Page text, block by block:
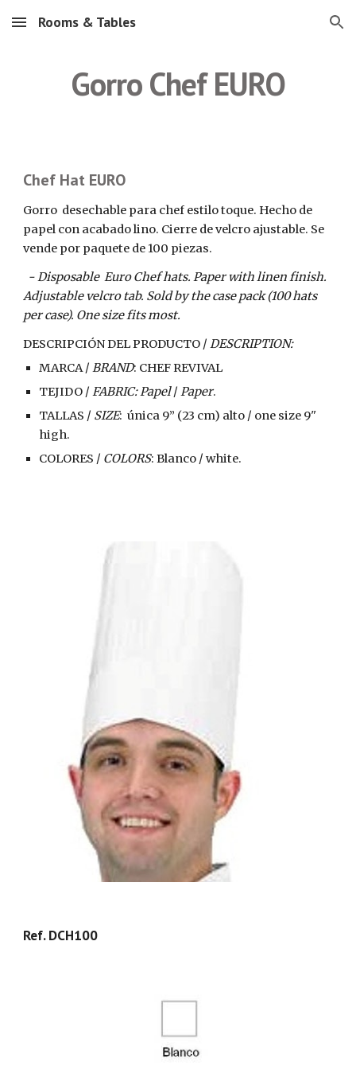
Skip to main content Skip to navigation
Rooms & Tables
Gorro Chef EURO
Chef Hat EURO
Gorro  desechable para chef estilo toque. Hecho de
papel con acabado lino. Cierre de velcro ajustable. Se
vende por paquete de 100 piezas.
Adjustable velcro tab. Sold by the case pack (100 hats
per case). One size fits most.
DESCRIPCIÓN DEL PRODUCTO / DESCRIPTION:
MARCA / BRAND: CHEF REVIVAL
TEJIDO / FABRIC: Papel / Paper.
TALLAS / SIZE:  única 9” (23 cm) alto / one size 9"
high.
COLORES / COLORS: Blanco / white.
Ref. DCH100